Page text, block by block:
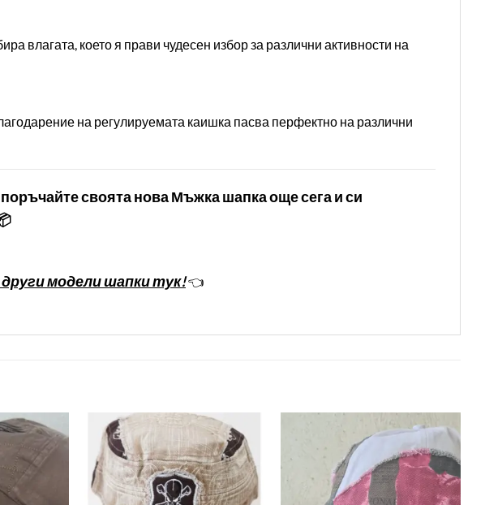
влагата, което я прави чудесен избор за различни активности на
на регулируемата каишка пасва перфектно на различни
поръчайте своята нова Мъжка шапка още сега и си
модели шапки тук!👈